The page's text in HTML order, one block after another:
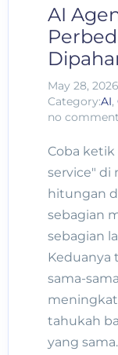
AI
May 28, 2026
Category:AI,
no
Coba
service" di
hitungan
sebagian
sebagian
Keduanya
sama-
tahukah
yang